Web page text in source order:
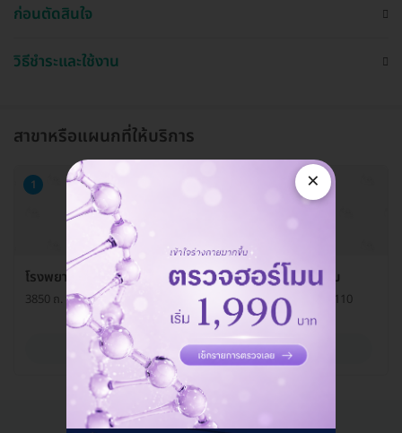
ก่อนตัดสินใจ
วิธีชำระและใช้งาน
สาขาหรือแผนกที่ให้บริการ
1
โรงพยาบาลวิมุต-เทพธารินทร์ พระราม 4 คลินิกอายุรกรรม
3850 ถ. พระราม 4 แขวงพระโขนง เขตคลองเตย กรุงเทพมหานคร 10110
ดูรายละเอียด
×